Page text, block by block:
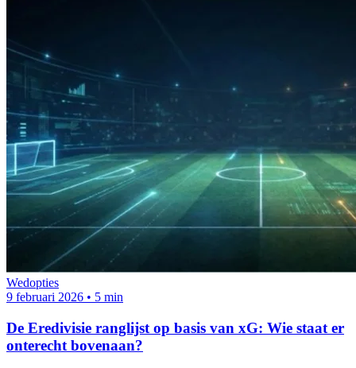
Wedopties
9 februari 2026 • 5 min
De Eredivisie ranglijst op basis van xG: Wie staat er
onterecht bovenaan?